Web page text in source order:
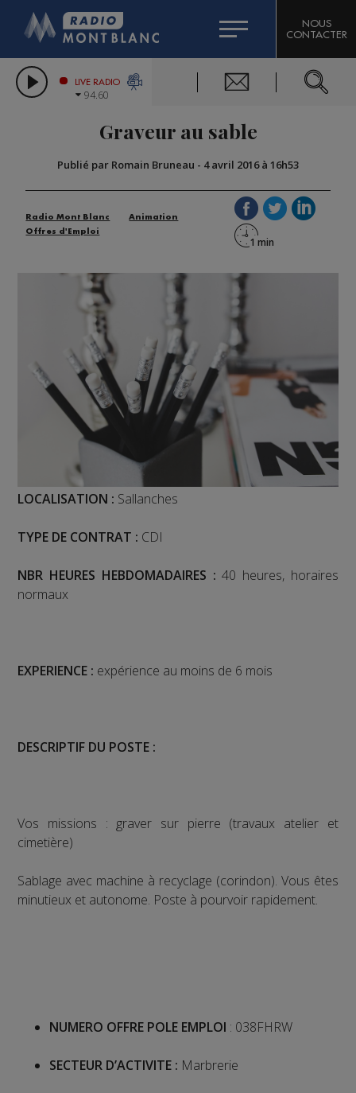
LES CHRONIQUES DE L'EXPERT
CITIZEN MACHINERY
GRAND MASSIF DOMAINES SKIABLES
BIGARD
COMPAGNIE DU MONT-BLANC
NOUS
CONTACTER
LIVE RADIO
94.60
Graveur au sable
Publié par Romain Bruneau - 4 avril 2016 à 16h53
Radio Mont Blanc
Animation
Offres d'Emploi
LOCALISATION : Sallanches
TYPE DE CONTRAT : CDI
NBR HEURES HEBDOMADAIRES : 40 heures, horaires
normaux
EXPERIENCE : expérience au moins de 6 mois
DESCRIPTIF DU POSTE :
Vos missions : graver sur pierre (travaux atelier et
cimetière)
Sablage avec machine à recyclage (corindon). Vous êtes
minutieux et autonome. Poste à pourvoir rapidement.
NUMERO OFFRE POLE EMPLOI : 038FHRW
SECTEUR D’ACTIVITE : Marbrerie